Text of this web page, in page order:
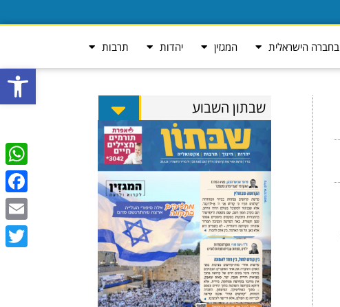
פתח
בחברה הישראלית המגזין יהדות תרבות
שבתון השבוע
Email